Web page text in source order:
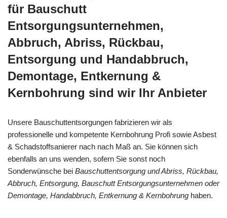
für Bauschutt
Entsorgungsunternehmen,
Abbruch, Abriss, Rückbau,
Entsorgung und Handabbruch,
Demontage, Entkernung &
Kernbohrung sind wir Ihr Anbieter
Unsere Bauschuttentsorgungen fabrizieren wir als
professionelle und kompetente Kernbohrung Profi sowie Asbest
& Schadstoffsanierer nach nach Maß an. Sie können sich
ebenfalls an uns wenden, sofern Sie sonst noch
Sonderwünsche bei Bauschuttentsorgung und Abriss, Rückbau,
Abbruch, Entsorgung, Bauschutt Entsorgungsunternehmen oder
Demontage, Handabbruch, Entkernung & Kernbohrung haben.